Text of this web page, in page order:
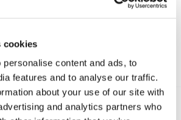
cookies
content and ads, to
features and to analyse our traffic.
about your use of our site with
and analytics partners who